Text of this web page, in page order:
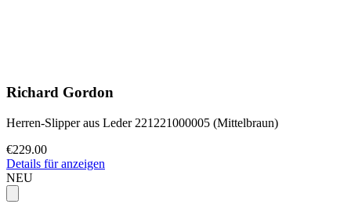
Richard Gordon
Herren-Slipper aus Leder 221221000005 (Mittelbraun)
€229.00
Details für anzeigen
NEU